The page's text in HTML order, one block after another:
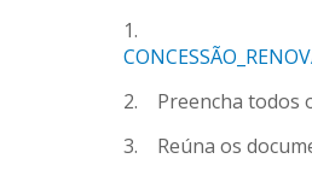
1. Faça o
2. Preencha todos
3. Reúna os